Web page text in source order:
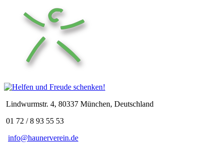
Lindwurmstr. 4, 80337 München, Deutschland
01 72 / 8 93 55 53
info@haunerverein.de